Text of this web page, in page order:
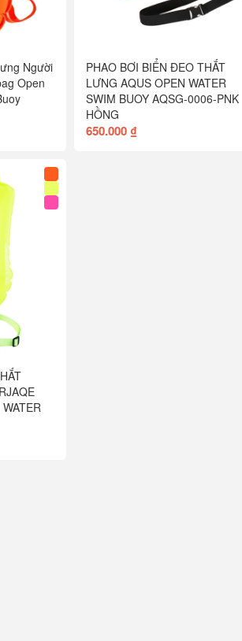
Người
Open
PHAO BƠI BIỂN ĐEO THẮT
LƯNG AQUS OPEN WATER
SWIM BUOY AQSG-0006-PNK
HỒNG
650.000 ₫